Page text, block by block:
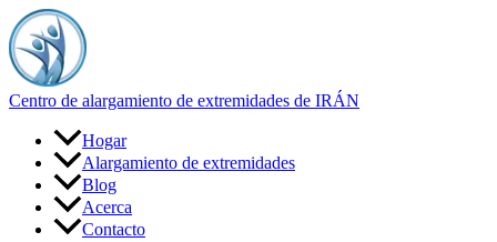
Ir
al
contenido
Centro de alargamiento de extremidades de IRÁN
Hogar
Alargamiento de extremidades
Blog
Acerca
Contacto